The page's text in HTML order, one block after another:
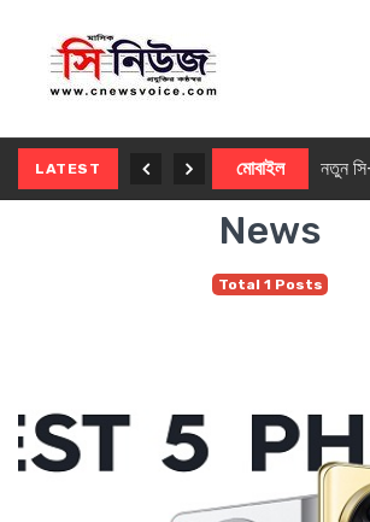
LATEST মোবাইল
News
Total 1 Posts